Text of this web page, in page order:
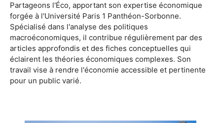
Partageons l'Éco, apportant son expertise économique
forgée à l'Université Paris 1 Panthéon-Sorbonne.
Spécialisé dans l'analyse des politiques
macroéconomiques, il contribue régulièrement par des
articles approfondis et des fiches conceptuelles qui
éclairent les théories économiques complexes. Son
travail vise à rendre l'économie accessible et pertinente
pour un public varié.